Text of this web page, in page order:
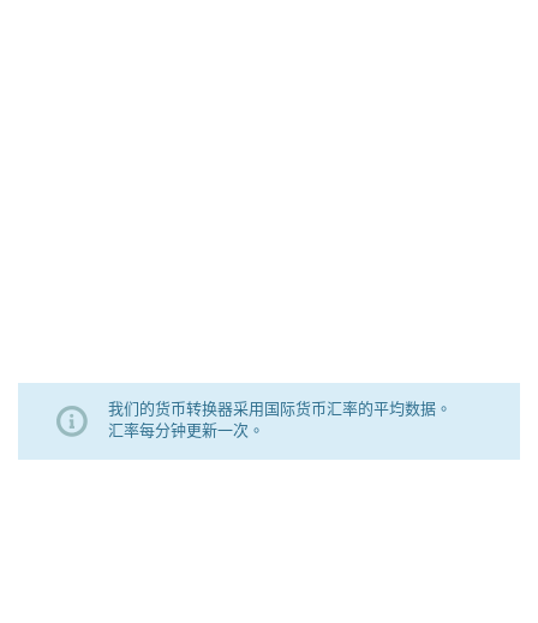
我们的货币转换器采用国际货币汇率的平均数据。
汇率每分钟更新一次。